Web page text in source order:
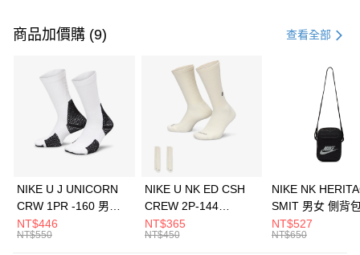
信用卡一次付款
3 期 0 利率 每期 21家銀行
合作金庫商業銀行
第一商業銀行
華南商業銀行
彰化商業銀行
上海商業儲蓄銀行
元大商業銀行
Apple Pay
全盈+PAY
AFTEE先享後付
商品加價購 (9) 查看全部
NIKE U J UNICORN
CRW 1PR -160 男女
中統襪 FZ3393100
NT$446
NT$550
NIKE U NK ED CSH
CREW 2P-144
EMBRDY 男女 短統襪
FZ3073133
NT$365
NT$450
NIKE NK
SMIT 男女 側背
BA5871010
NT$527
NT$650